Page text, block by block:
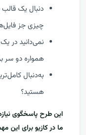
دنبال یک قالب
چیزی جز
نمی‌دانید در
همواره دو سر
به‌دنبال
هستید؟
این طرح پاسخگوی
ما در کازیو برای این